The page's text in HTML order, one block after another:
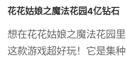
花花姑娘之魔法花园4亿钻石
想在花花姑娘之魔法花园
这款游戏超好玩！它是集